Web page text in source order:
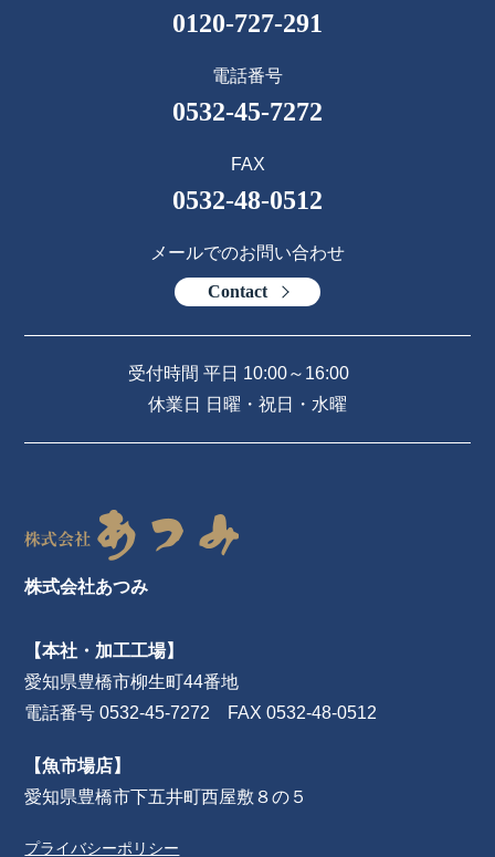
株式会社あつみ
【本社・加工工場】
愛知県豊橋市柳生町44番地
電話番号 0532-45-7272 FAX 0532-48-0512
【魚市場店】
愛知県豊橋市下五井町西屋敷８の５
プライバシーポリシー
0120-727-291
電話番号
0532-45-7272
FAX
0532-48-0512
メールでのお問い合わせ
Contact
受付時間 平日 10:00～16:00
休業日 日曜・祝日・水曜